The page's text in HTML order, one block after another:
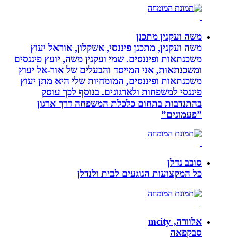
משה ועקנין מתכנן
משה ועקנין, מתכנן פיננסי, אשקלון, אוראל יעוץ
משכנתאות ופיננסים. שמי ועקנין משה, יועץ פיננסים
ומשכנתאות, אני המייסד והבעלים של אור-אל יעוץ
משכנתאות ופיננסים, המומחיות שלי היא מתן יעוץ
פיננסי למשפחות ולארגונים. בנוסף לכך עוסק
בהתנדבות בתחום כלכלת המשפחה דרך ארגון
”פעמונים”
סובב נדלן
כל המקצועות הנוגעים לבית ולנדלן
אלוורה, mcity
סבקפאה